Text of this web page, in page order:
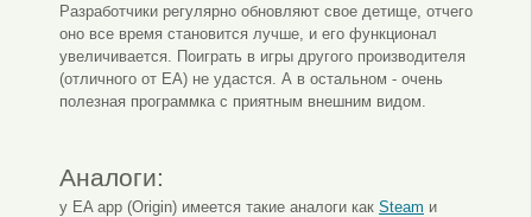
Разработчики регулярно обновляют свое детище, отчего
оно все время становится лучше, и его функционал
увеличивается. Поиграть в игры другого производителя
(отличного от EA) не удастся. А в остальном - очень
полезная программка с приятным внешним видом.
Аналоги:
у EA app (Origin) имеется такие аналоги как Steam и